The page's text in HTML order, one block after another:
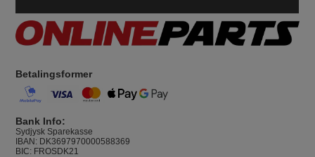
Betalingsformer
Bank Info:
Sydjysk Sparekasse
IBAN: DK3697970000588369
BIC: FROSDK21